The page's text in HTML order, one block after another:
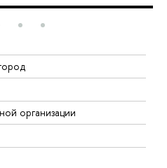
организации